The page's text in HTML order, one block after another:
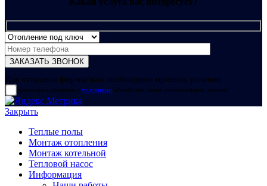
Для отправки формы вам необходимо принять условия:
прочитал и согласен с условиями обработки своих персональных данных
Закрыть
Теплые полы
Монтаж отопления
Монтаж котельной
Тепловой насос
Информация